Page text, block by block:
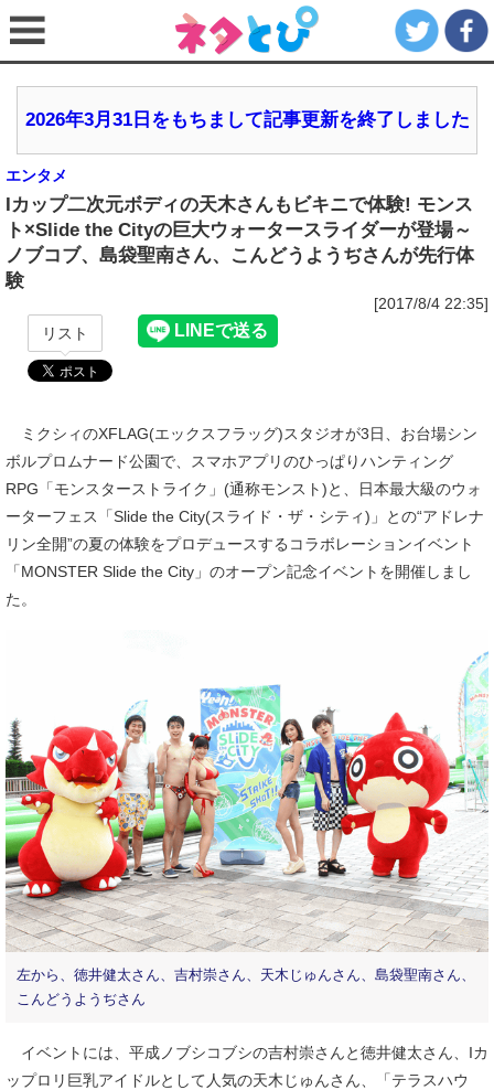
2026年3月31日をもちまして記事更新を終了しました
エンタメ
Iカップ二次元ボディの天木さんもビキニで体験! モンス
ト×Slide the Cityの巨大ウォータースライダーが登場～
ノブコブ、島袋聖南さん、こんどうようぢさんが先行体
験
[2017/8/4 22:35]
リスト
ミクシィのXFLAG(エックスフラッグ)スタジオが3日、お台場シン
ボルプロムナード公園で、スマホアプリのひっぱりハンティング
RPG「モンスターストライク」(通称モンスト)と、日本最大級のウォ
ーターフェス「Slide the City(スライド・ザ・シティ)」との“アドレナ
リン全開”の夏の体験をプロデュースするコラボレーションイベント
「MONSTER Slide the City」のオープン記念イベントを開催しまし
た。
左から、徳井健太さん、吉村崇さん、天木じゅんさん、島袋聖南さん、
こんどうようぢさん
イベントには、平成ノブシコブシの吉村崇さんと徳井健太さん、Iカ
ップロリ巨乳アイドルとして人気の天木じゅんさん、「テラスハウ